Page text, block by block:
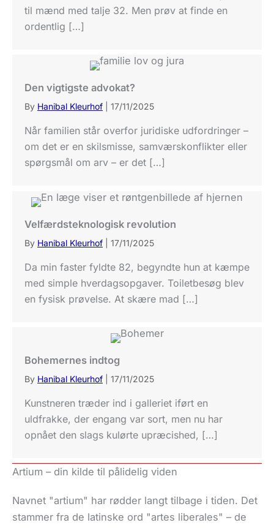
til mænd med talje 32. Men prøv at finde en
ordentlig […]
Den vigtigste advokat?
By Hanibal Kleurhof 17/11/2025
Når familien står overfor juridiske udfordringer –
om det er en skilsmisse, samværskonflikter eller
spørgsmål om arv – er det […]
Velfærdsteknologisk revolution
By Hanibal Kleurhof 17/11/2025
Da min faster fyldte 82, begyndte hun at kæmpe
med simple hverdagsopgaver. Toiletbesøg blev
en fysisk prøvelse. At skære mad […]
Bohemernes indtog
By Hanibal Kleurhof 17/11/2025
Kunstneren træder ind i galleriet iført en
uldfrakke, der engang var sort, men nu har
opnået den slags kulørte upræcished, […]
Artium – din kilde til pålidelig viden
Navnet "artium" har rødder langt tilbage i tiden. Det
stammer fra de latinske ord "artes liberales" – de